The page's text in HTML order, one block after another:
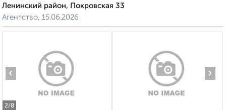
Ленинский район, Покровская 33
Агентство, 15.06.2026
2/8
‹ ›